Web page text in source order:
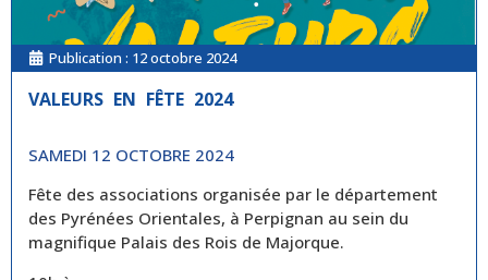
Publication : 12 octobre 2024
VALEURS EN FÊTE 2024
SAMEDI 12 OCTOBRE 2024
Fête des associations organisée par le département
des Pyrénées Orientales, à Perpignan au sein du
magnifique Palais des Rois de Majorque.